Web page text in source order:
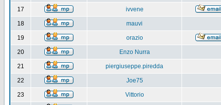
17 ivvene
18 mauvi
19 orazio
20 Enzo Nurra
21 piergiuseppe.piredda
22 Joe75
23 Vittorio